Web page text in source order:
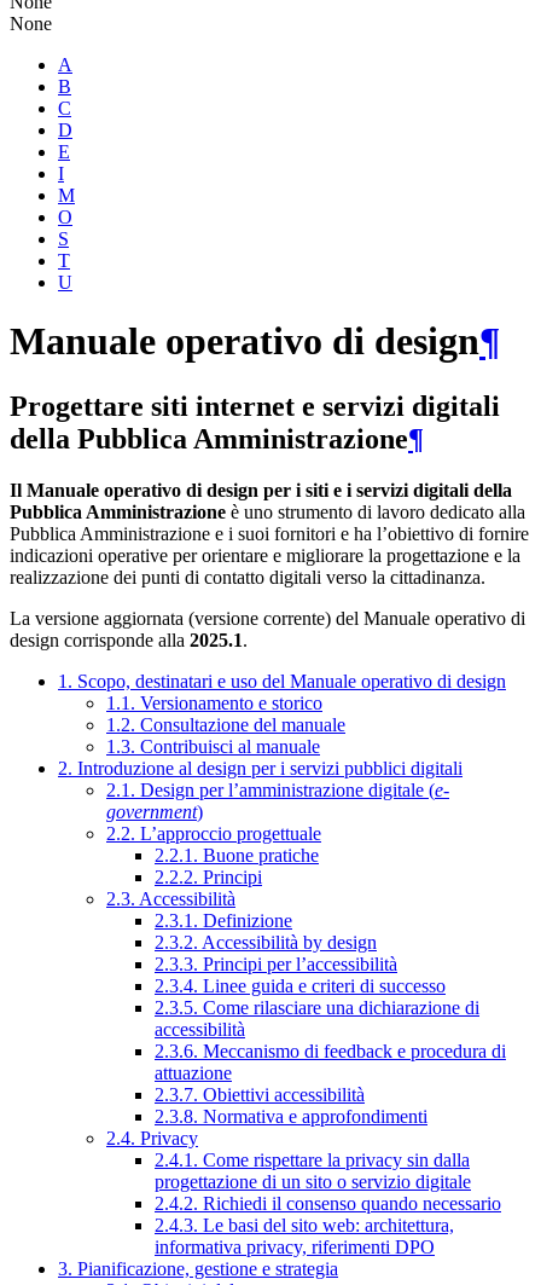
None
A
B
C
D
E
I
M
O
S
T
U
Manuale operativo di design¶
Progettare siti internet e servizi digitali
della Pubblica Amministrazione¶
Il Manuale operativo di design per i siti e i servizi digitali della
Pubblica Amministrazione è uno strumento di lavoro dedicato alla
Pubblica Amministrazione e i suoi fornitori e ha l’obiettivo di fornire
indicazioni operative per orientare e migliorare la progettazione e la
realizzazione dei punti di contatto digitali verso la cittadinanza.
La versione aggiornata (versione corrente) del Manuale operativo di
design corrisponde alla 2025.1.
1. Scopo, destinatari e uso del Manuale operativo di design
1.1. Versionamento e storico
1.2. Consultazione del manuale
1.3. Contribuisci al manuale
2. Introduzione al design per i servizi pubblici digitali
2.1. Design per l’amministrazione digitale (e-
government)
2.2. L’approccio progettuale
2.2.1. Buone pratiche
2.2.2. Principi
2.3. Accessibilità
2.3.1. Definizione
2.3.2. Accessibilità by design
2.3.3. Principi per l’accessibilità
2.3.4. Linee guida e criteri di successo
2.3.5. Come rilasciare una dichiarazione di
accessibilità
2.3.6. Meccanismo di feedback e procedura di
attuazione
2.3.7. Obiettivi accessibilità
2.3.8. Normativa e approfondimenti
2.4. Privacy
2.4.1. Come rispettare la privacy sin dalla
progettazione di un sito o servizio digitale
2.4.2. Richiedi il consenso quando necessario
2.4.3. Le basi del sito web: architettura,
informativa privacy, riferimenti DPO
3. Pianificazione, gestione e strategia